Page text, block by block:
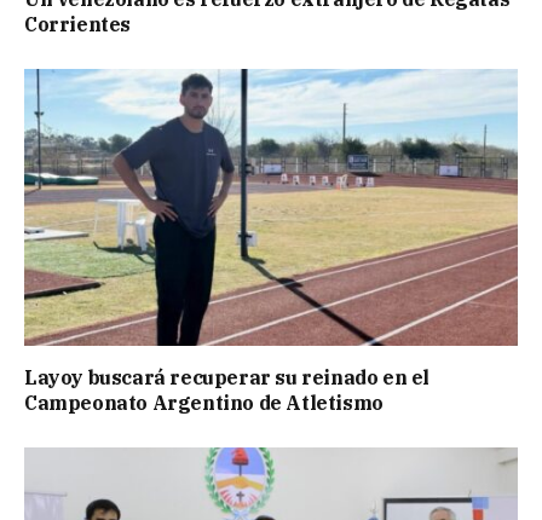
Corrientes
Layoy buscará recuperar su reinado en el
Campeonato Argentino de Atletismo